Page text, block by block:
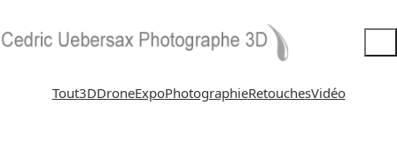
Tout3DDroneExpoPhotographieRetouchesVidéo